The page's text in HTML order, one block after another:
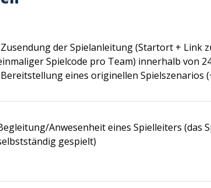
der Spielanleitung (Startort + Link
Spielcode pro Team) innerhalb von
eines originellen Spielszenarios
Anwesenheit eines Spielleiters (das
gespielt)